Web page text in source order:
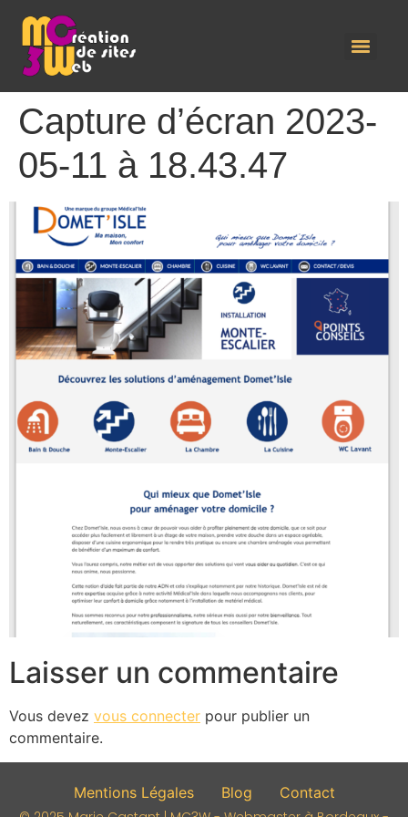
Capture d’écran 2023-
05-11 à 18.43.47
Laisser un commentaire
Vous devez vous connecter pour publier un
commentaire.
Mentions Légales Blog
Contact